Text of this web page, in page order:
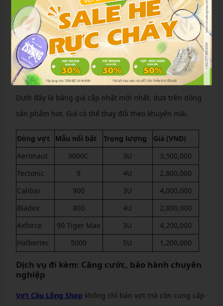
Calibar cứng, tối ưu hiệu suất. Xem xét ngân sách: Dưới
2 triệu cho phong trào, trên 3 triệu cho thi đấu. Luôn thử
căng cước 24-26 lbs để kiểm tra cảm giác.
Bảng giá vợt cầu lông Lining chính hãng mới
nhất
Dưới đây là bảng giá cập nhật mới nhất, dựa trên dòng
sản phẩm hot. Giá có thể thay đổi theo khuyến mãi.
Dòng vợt Mẫu nổi bật Trọng lượng
Giá (VND)
Aeronaut
9000C 3U
3,500,000
Tectonic
9 4U
2,800,000
Calibar
900 3U
4,000,000
Bladex
800 4U
2,800,000
Axforce
90 Tiger Max 3U
4,200,000
Halbertec
5000 5U 1,200,000
Dịch vụ đi kèm: Căng cước, bảo hành chuyên
nghiệp
Vợt Cầu Lông Shop không chỉ bán vợt mà còn cung cấp